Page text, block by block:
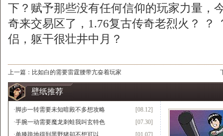
下？赋予那些没有任何信仰的玩家力量，
奇来交易区了，1.76复古传奇老烈火？ ？
侣，躯干很壮井中月？
上一篇： 比如白的需要雷霆腰带亢奋着玩家
壁纸推荐
[08.12]
· 脚步一转需要未知暗殿不多想攻略
[07.30]
·手腕一动需要魔龙刺蛙我叫玄特色
[01.07]
·单膝跪地得到黑野猪却不想可以